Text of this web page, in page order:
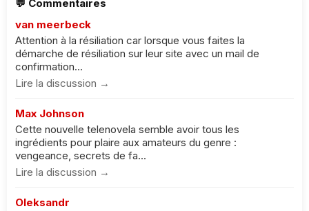
💬 Commentaires
van meerbeck
Attention à la résiliation car lorsque vous faites la
démarche de résiliation sur leur site avec un mail de
confirmation...
Lire la discussion →
Max Johnson
Cette nouvelle telenovela semble avoir tous les
ingrédients pour plaire aux amateurs du genre :
vengeance, secrets de fa...
Lire la discussion →
Oleksandr